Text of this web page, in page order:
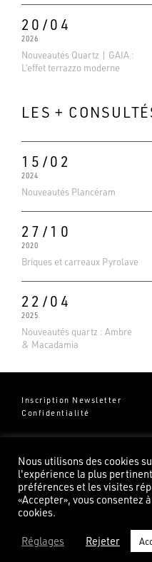
20/04
2026
Nouveautés Quartz | GAIA :
L’effet terrazzo moderne
LES +
15/02
2024
Nouveautés Plancéram
27/10
2020
Briques et carreaux Pyrolave
22/04
2025
Nouveautés quartz : Ambre
& Macadamia
Inscription Newsletter
Confidentialité
Groupe Pierredeplan
82100 Castelsarrasin
©2026 Pierredeplan
Nous utilisons des cookies
l'expérience la plus
préférences et les visites
«Accepter», vous consentez
cookies.
Réglages Rejeter